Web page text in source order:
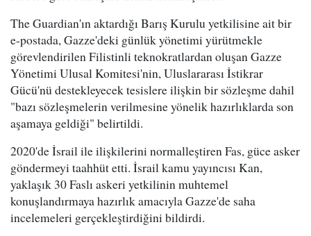
The Guardian'ın aktardığı Barış Kurulu yetkilisine ait bir
e-postada, Gazze'deki günlük yönetimi yürütmekle
görevlendirilen Filistinli teknokratlardan oluşan Gazze
Yönetimi Ulusal Komitesi'nin, Uluslararası İstikrar
Gücü'nü destekleyecek tesislere ilişkin bir sözleşme dahil
"bazı sözleşmelerin verilmesine yönelik hazırlıklarda son
aşamaya geldiği" belirtildi.
2020'de İsrail ile ilişkilerini normalleştiren Fas, güce asker
göndermeyi taahhüt etti. İsrail kamu yayıncısı Kan,
yaklaşık 30 Faslı askeri yetkilinin muhtemel
konuşlandırmaya hazırlık amacıyla Gazze'de saha
incelemeleri gerçekleştirdiğini bildirdi.